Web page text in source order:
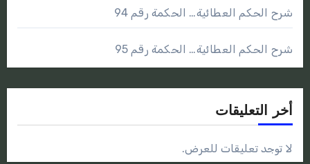
شرح الحكم العطائية… الحكمة رقم 94
شرح الحكم العطائية… الحكمة رقم 95
أخر التعليقات
لا توجد تعليقات للعرض.